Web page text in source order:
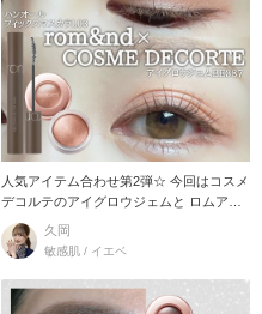
人気アイテム合わせ第2弾☆ 今回はコスメ
デコルテのアイグロウジェムと ロムアン
ドのマスカ
久岡
敏感肌 / イエベ